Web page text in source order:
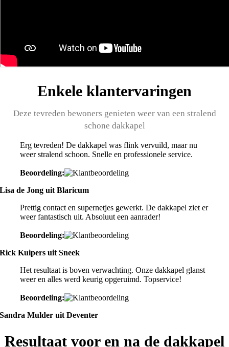
Enkele klantervaringen
Deze tevreden bewoners genieten weer van een stralend
schone dakkapel
Erg tevreden! De dakkapel was flink vervuild, maar nu
weer stralend schoon. Snelle en professionele service.
Beoordeling:
Lisa de Jong uit Blaricum
Prettig contact en supernetjes gewerkt. De dakkapel ziet er
weer fantastisch uit. Absoluut een aanrader!
Beoordeling:
Rick Kuipers uit Sneek
Het resultaat is boven verwachting. Onze dakkapel glanst
weer en alles werd keurig opgeruimd. Topservice!
Beoordeling:
Sandra Mulder uit Deventer
Resultaat voor en na de dakkapel